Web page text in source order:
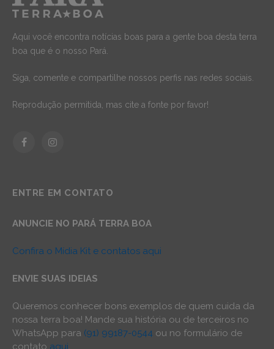
Aqui você encontra notícias boas para a gente boa desta terra
boa que é o nosso Pará.
Siga, comente e compartilhe nossos perfis nas redes sociais.
Reprodução permitida, mas cite a fonte por favor!
FacebookInstagram
ENTRE EM CONTATO
ANUNCIE NO PARÁ TERRA BOA
Confira o Mídia Kit e contatos aqui
ENVIE SUAS IDEIAS
Queremos conhecer bons exemplos de quem cuida da
nossa terra boa! Mande sua história ou de terceiros no
WhatsApp para (91) 99187-0544 ou no formulário de
contato aqui.